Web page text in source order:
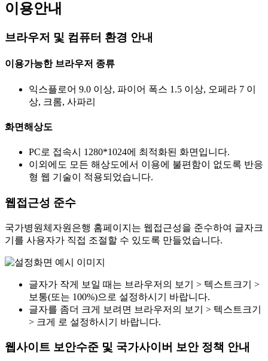
이용안내
브라우저 및 컴퓨터 환경 안내
이용가능한 브라우저 종류
익스플로어 9.0 이상, 파이어 폭스 1.5 이상, 오페라 7 이
상, 크롬, 사파리
화면해상도
PC로 접속시 1280*1024에 최적화된 화면입니다.
이외에도 모든 해상도에서 이용에 불편함이 없도록 반응
형 웹 기술이 적용되었습니다.
웹접근성 준수
국가병원체자원은행 홈페이지는 웹접근성을 준수하여 글자크
기를 사용자가 직접 조절할 수 있도록 만들었습니다.
글자가 작게 보일 때는 브라우저의 보기 > 텍스트크기 >
보통(또는 100%)으로 설정하시기 바랍니다.
글자를 좀더 크게 보려면 브라우저의 보기 > 텍스트크기
> 크게 로 설정하시기 바랍니다.
웹사이트 보안수준 및 국가사이버 보안 정책 안내